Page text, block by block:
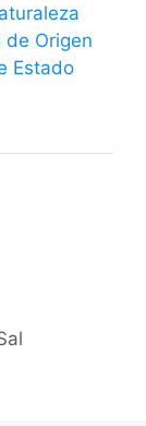
de Origen
Estado